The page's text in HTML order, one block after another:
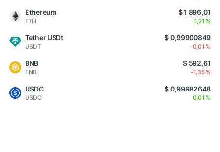
Ethereum
ETH
$ 1 896,01
1,21 %
Tether USDt
USDT
$ 0,99900849
-0,01 %
BNB
BNB
$ 592,61
-1,35 %
USDC
USDC
$ 0,99982648
0,01 %